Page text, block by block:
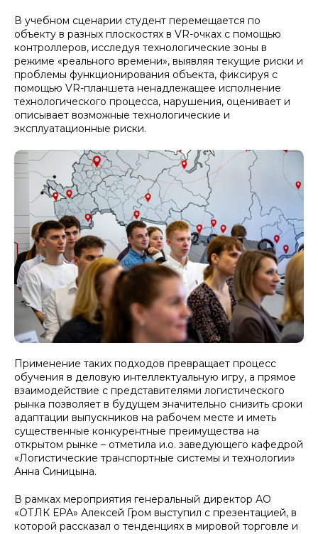
В учебном сценарии студент перемещается по
объекту в разных плоскостях в VR-очках с помощью
контроллеров, исследуя технологические зоны в
режиме «реального времени», выявляя текущие риски и
проблемы функционирования объекта, фиксируя с
помощью VR-планшета ненадлежащее исполнение
технологического процесса, нарушения, оценивает и
описывает возможные технологические и
эксплуатационные риски.
Применение таких подходов превращает процесс
обучения в деловую интеллектуальную игру, а прямое
взаимодействие с представителями логистического
рынка позволяет в будущем значительно снизить сроки
адаптации выпускников на рабочем месте и иметь
существенные конкурентные преимущества на
открытом рынке – отметила и.о. заведующего кафедрой
«Логистические транспортные системы и технологии»
Анна Синицына.
В рамках мероприятия генеральный директор АО
«ОТЛК ЕРА» Алексей Гром выступил с презентацией, в
которой рассказал о тенденциях в мировой торговле и